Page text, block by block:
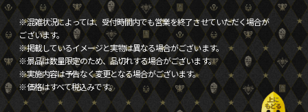
※混雑状況によっては、受付時間内でも営業を終了させていただく場合が
ございます。
※掲載しているイメージと実物は異なる場合がございます。
※景品は数量限定のため、品切れする場合がございます。
※実施内容は予告なく変更となる場合がございます。
※価格はすべて税込みです。